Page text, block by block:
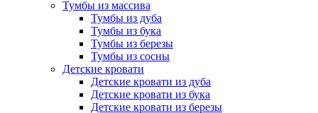
Тумбы из массива
Тумбы из дуба
Тумбы из бука
Тумбы из березы
Тумбы из сосны
Детские кровати
Детские кровати из дуба
Детские кровати из бука
Детские кровати из березы